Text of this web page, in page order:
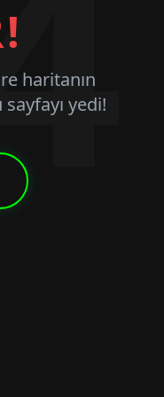
haritanın
sayfayı yedi!